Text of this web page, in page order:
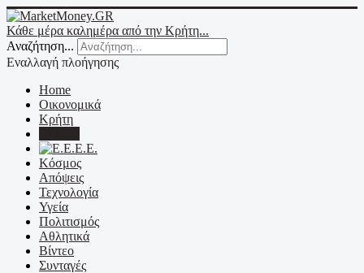
Κάθε μέρα καλημέρα από την Κρήτη...
Αναζήτηση...
Εναλλαγή πλοήγησης
Home
Οικονομικά
Κρήτη
Ε.Ε.
Κόσμος
Απόψεις
Τεχνολογία
Υγεία
Πολιτισμός
Αθλητικά
Βίντεο
Συνταγές